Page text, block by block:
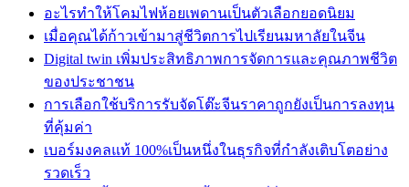
อะไรทำให้โคมไฟห้อยเพดานเป็นตัวเลือกยอดนิยม
เมื่อคุณได้ก้าวเข้ามาสู่ชีวิตการไปเรียนมหาลัยในจีน
Digital twin เพิ่มประสิทธิภาพการจัดการและคุณภาพชีวิต
ของประชาชน
การเลือกใช้บริการรับจัดโต๊ะจีนราคาถูกยังเป็นการลงทุน
ที่คุ้มค่า
เบอร์มงคลแท้ 100%เป็นหนึ่งในธุรกิจที่กำลังเติบโตอย่าง
รวดเร็ว